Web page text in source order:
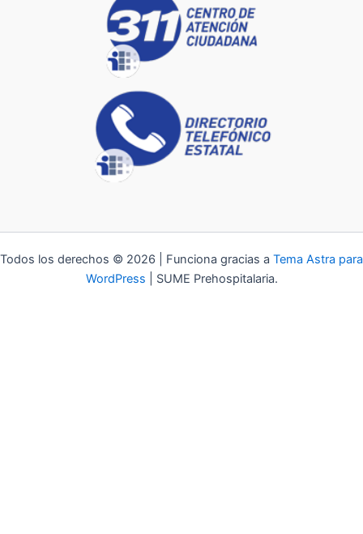
Todos los derechos © 2026 | Funciona gracias a Tema Astra para
WordPress | SUME Prehospitalaria.